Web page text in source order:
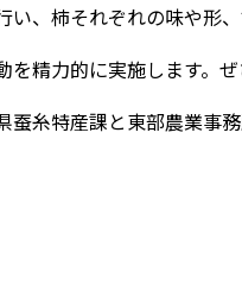
い、柿それぞれの味や形
を精力的に実施します。
糸特産課と東部農業事